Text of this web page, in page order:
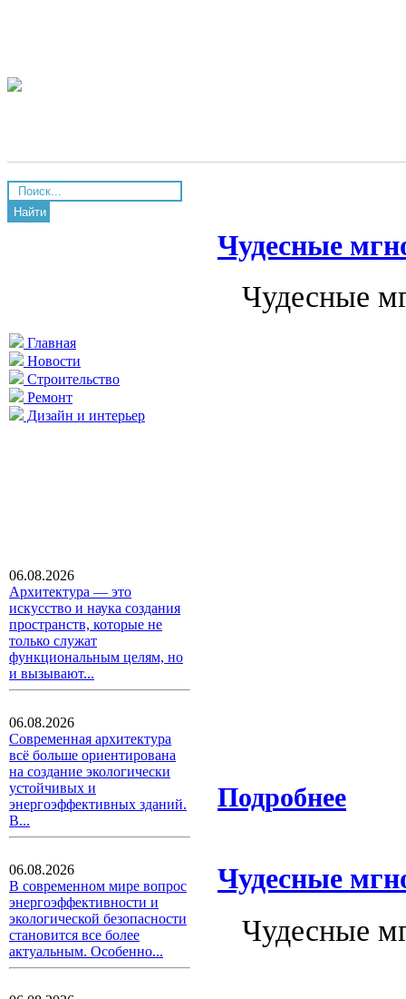
Найти
Главная
Новости
Строительство
Ремонт
Дизайн и интерьер
06.08.2026
Архитектура — это
искусство и наука создания
пространств, которые не
только служат
функциональным целям, но
и вызывают...
06.08.2026
Современная архитектура
всё больше ориентирована
на создание экологически
устойчивых и
энергоэффективных зданий.
В...
06.08.2026
В современном мире вопрос
энергоэффективности и
экологической безопасности
становится все более
актуальным. Особенно...
Чудесные
Чудесные
Подробнее
Чудесные
Чудесные